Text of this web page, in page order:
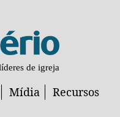
de igreja
Mídia Recursos